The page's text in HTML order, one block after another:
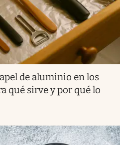
de aluminio en los
qué sirve y por qué lo